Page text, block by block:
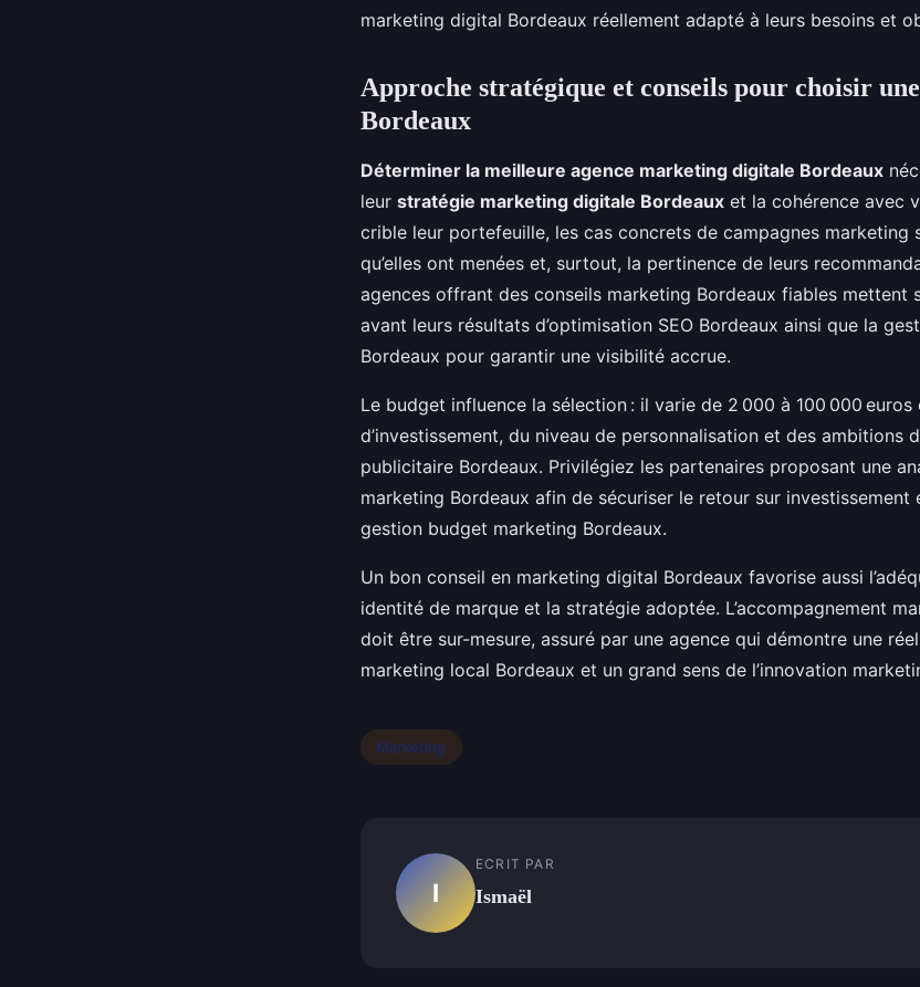
marketing digital Bordeaux réellement adapté à leurs besoins et
Approche stratégique et conseils pour choisir une
Bordeaux
Déterminer la meilleure agence marketing digitale Bordeaux
leur stratégie marketing digitale Bordeaux et la cohérence avec
crible leur portefeuille, les cas concrets de campagnes marketing
qu’elles ont menées et, surtout, la pertinence de leurs
agences offrant des conseils marketing Bordeaux fiables mettent
avant leurs résultats d’optimisation SEO Bordeaux ainsi que la
Bordeaux pour garantir une visibilité accrue.
Le budget influence la sélection : il varie de 2 000 à 100 000
d’investissement, du niveau de personnalisation et des ambitions
publicitaire Bordeaux. Privilégiez les partenaires proposant une
marketing Bordeaux afin de sécuriser le retour sur investissement
gestion budget marketing Bordeaux.
Un bon conseil en marketing digital Bordeaux favorise aussi
identité de marque et la stratégie adoptée. L’accompagnement
doit être sur-mesure, assuré par une agence qui démontre une
marketing local Bordeaux et un grand sens de l’innovation
Marketing
I
ECRIT PAR
Ismaël